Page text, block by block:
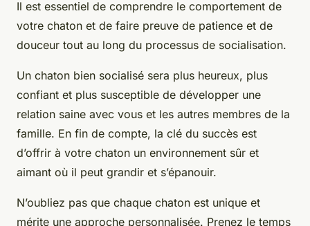
Il est essentiel de comprendre le comportement de
votre chaton et de faire preuve de patience et de
douceur tout au long du processus de socialisation.
Un chaton bien socialisé sera plus heureux, plus
confiant et plus susceptible de développer une
relation saine avec vous et les autres membres de la
famille. En fin de compte, la clé du succès est
d’offrir à votre chaton un environnement sûr et
aimant où il peut grandir et s’épanouir.
N’oubliez pas que chaque chaton est unique et
mérite une approche personnalisée. Prenez le temps